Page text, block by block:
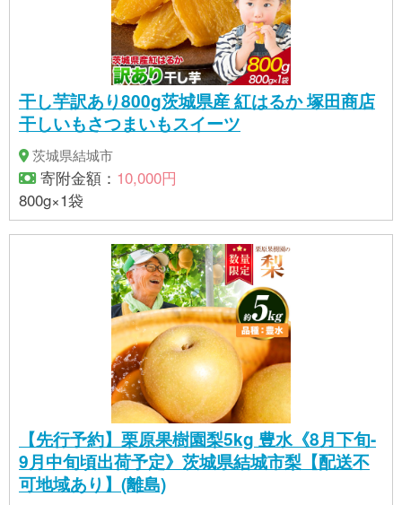
干し芋訳あり800g茨城県産 紅はるか 塚田商店
干しいもさつまいもスイーツ
茨城県結城市
寄附金額： 10,000円
800g×1袋
【先行予約】栗原果樹園梨5kg 豊水《8月下旬-
9月中旬頃出荷予定》茨城県結城市梨【配送不
可地域あり】(離島)